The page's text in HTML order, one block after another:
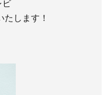
ビ
たします！